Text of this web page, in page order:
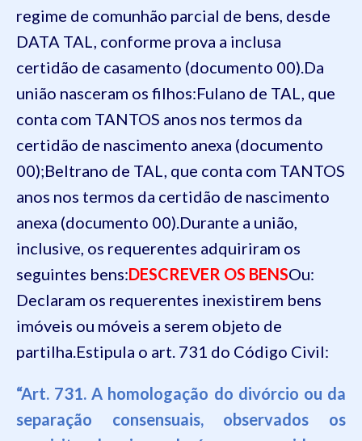
regime de comunhão parcial de bens, desde
DATA TAL, conforme prova a inclusa
certidão de casamento (documento 00).Da
união nasceram os filhos:Fulano de TAL, que
conta com TANTOS anos nos termos da
certidão de nascimento anexa (documento
00);Beltrano de TAL, que conta com TANTOS
anos nos termos da certidão de nascimento
anexa (documento 00).Durante a união,
inclusive, os requerentes adquiriram os
seguintes bens:DESCREVER OS BENSOu:
Declaram os requerentes inexistirem bens
imóveis ou móveis a serem objeto de
partilha.Estipula o art. 731 do Código Civil:
“Art. 731. A homologação do divórcio ou da
separação consensuais, observados os